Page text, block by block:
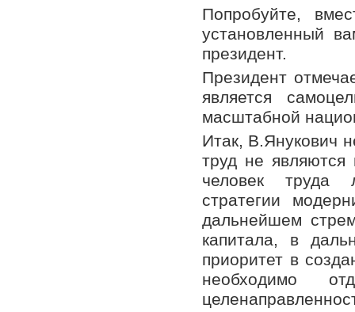
Попробуйте,
установленный
президент.
Президент
является
масштабной
Итак, В.Янукович
труд не являются
человек труда
стратегии
дальнейшем
капитала, в
приоритет в
необходимо